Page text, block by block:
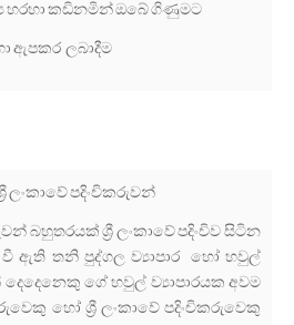
හරහා කඩිනමින් ඔබේ ගිණුමට
ඇපකර ලබාදීම
ලංකාවේ පදිංචිකරුවන්
බහුතරයක් ශ්‍රී ලංකාවේ පදිංචිව සිටින
වී ඇති තනි පුද්ගල ව්‍යාපාර හෝ හවුල්
ගේ හවුල් ව්‍යාපාරයක අවම
හෝ ශ්‍රී ලංකාවේ පදිංචිකරුවෙකු